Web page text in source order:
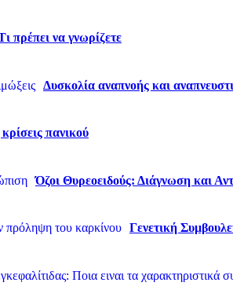
πρέπει να γνωρίζετε
Δυσκολία αναπνοής και
πανικού
Όζοι Θυρεοειδούς: Διάγνωση και
Γενετική